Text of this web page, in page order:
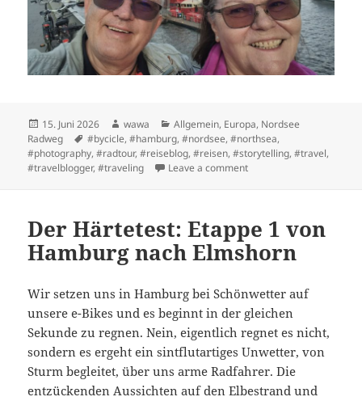
Posted
on
15. Juni 2026 Author
wawa Categories
Allgemein, Europa, Nordsee
Radweg
Tags
#bycicle,#hamburg,#nordsee,#northsea,
#photography,#radtour,#reiseblog,#reisen,#storytelling,#travel,
#travelblogger,#traveling Leave a commenton Eine Radreise pro
Der Härtetest: Etappe 1 von
Hamburg nach Elmshorn
Wir setzen uns in Hamburg bei Schönwetter auf
unsere e-Bikes und es beginnt in der gleichen
Sekunde zu regnen. Nein, eigentlich regnet es nicht,
sondern es ergeht ein sintflutartiges Unwetter, von
Sturm begleitet, über uns arme Radfahrer. Die
entzückenden Aussichten auf den Elbestrand und